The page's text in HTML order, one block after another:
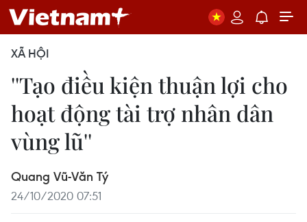
XÃ HỘI
''Tạo điều kiện thuận lợi cho
hoạt động tài trợ nhân dân
vùng lũ''
Quang Vũ-Văn Tý
24/10/2020 07:51